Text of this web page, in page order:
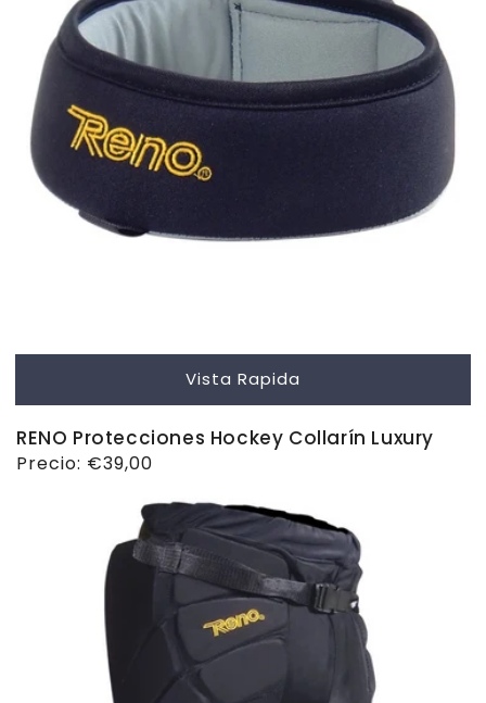
Vista Rapida
RENO Protecciones Hockey Collarín Luxury
Precio
Precio: €39,00